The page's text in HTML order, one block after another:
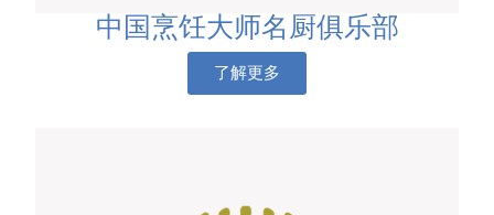
中国烹饪大师名厨俱乐部
了解更多